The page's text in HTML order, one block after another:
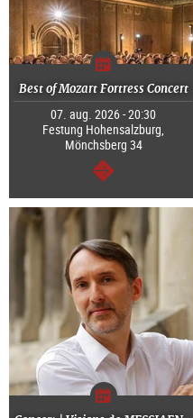
Best of Mozart Fortress Concert
07. aug. 2026 - 20:30
Festung Hohensalzburg,
Mönchsberg 34
Tovább